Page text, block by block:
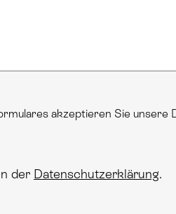
akzeptieren Sie unsere
der Datenschutzerklärung.